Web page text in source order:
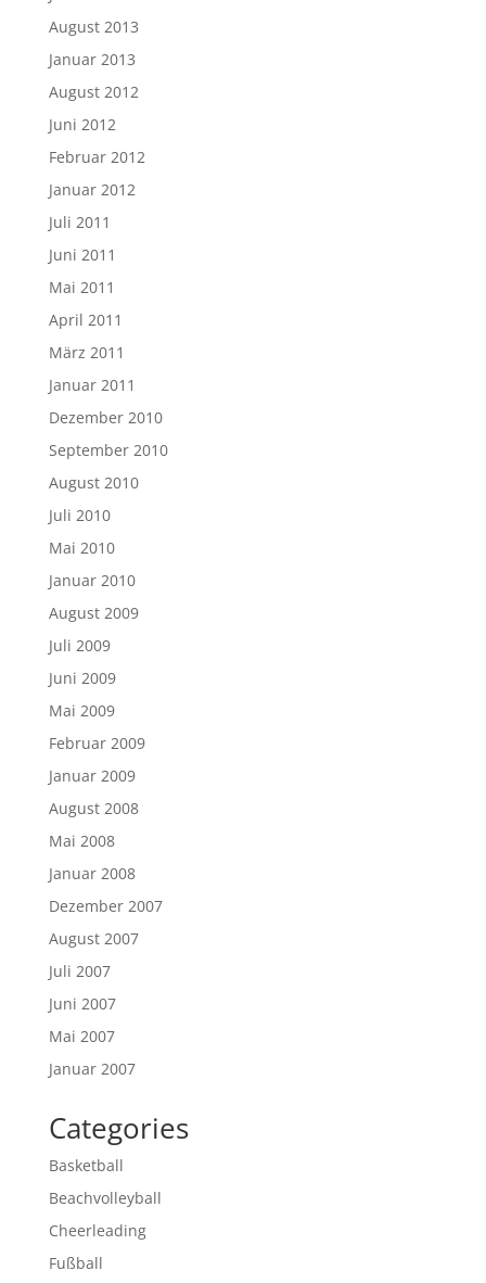
August 2013
Januar 2013
August 2012
Juni 2012
Februar 2012
Januar 2012
Juli 2011
Juni 2011
Mai 2011
April 2011
März 2011
Januar 2011
Dezember 2010
September 2010
August 2010
Juli 2010
Mai 2010
Januar 2010
August 2009
Juli 2009
Juni 2009
Mai 2009
Februar 2009
Januar 2009
August 2008
Mai 2008
Januar 2008
Dezember 2007
August 2007
Juli 2007
Juni 2007
Mai 2007
Januar 2007
Categories
Basketball
Beachvolleyball
Cheerleading
Fußball